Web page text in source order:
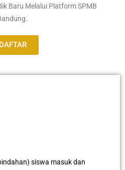
Baru Melalui Platform SPMB
DAFTAR
siswa masuk dan